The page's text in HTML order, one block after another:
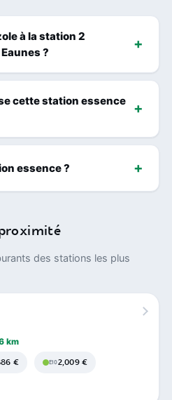
à la station 2
?
cette station essence
essence ?
des stations les plus
km
€ E102,009 €